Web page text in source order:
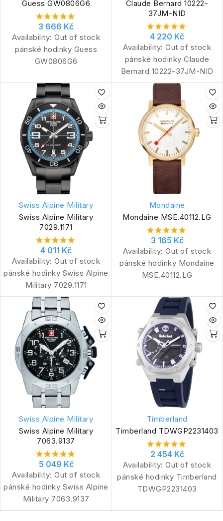
Guess GW0806G6
3 666 Kč
Availability: Out of stock
pánské hodinky Guess
GW0806G6
Claude Bernard 10222-
37JM-NID
4 220 Kč
Availability: Out of stock
pánské hodinky Claude
Bernard 10222-37JM-NID
Swiss Alpine Military
Swiss Alpine Military
7029.1171
4 011 Kč
Availability: Out of stock
pánské hodinky Swiss Alpine
Military 7029.1171
Mondaine
Mondaine MSE.40112.LG
3 165 Kč
Availability: Out of stock
pánské hodinky Mondaine
MSE.40112.LG
Swiss Alpine Military
Swiss Alpine Military
7063.9137
5 049 Kč
Availability: Out of stock
pánské hodinky Swiss Alpine
Military 7063.9137
Timberland
Timberland TDWGP2231403
2 454 Kč
Availability: Out of stock
pánské hodinky Timberland
TDWGP2231403